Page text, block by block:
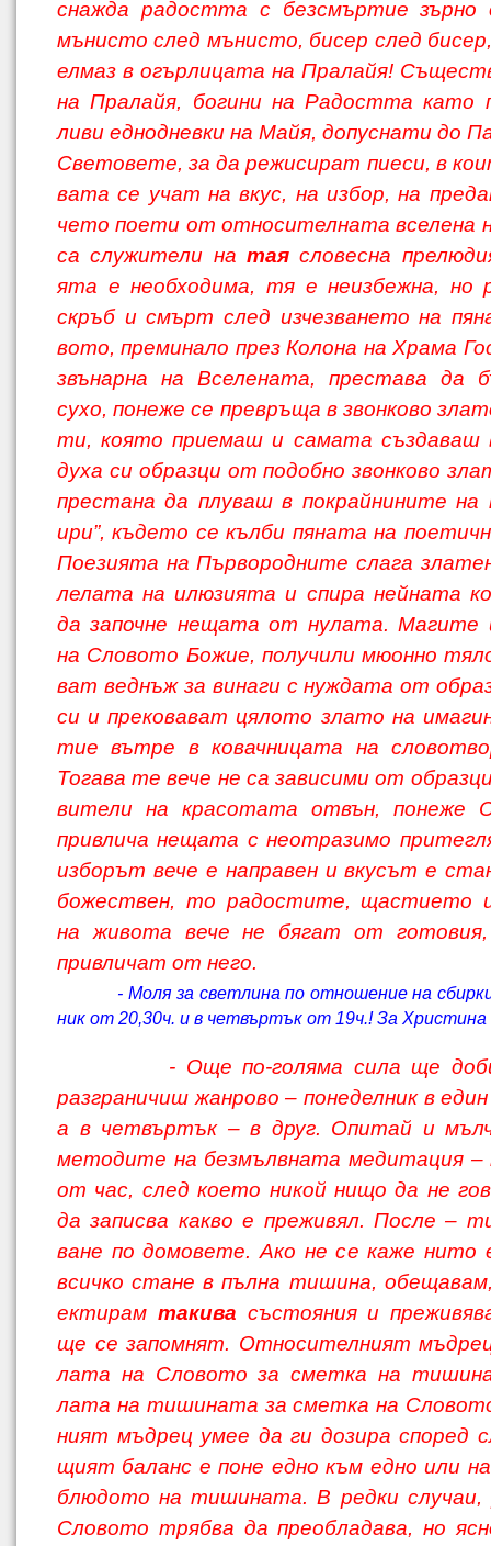
снажда радостта с безсмъртие зърно
мънисто след мънисто, бисер след
елмаз в огърлицата на Пралайя!
на Пралайя, богини на Радостта като
ливи еднодневки на Майя, допуснати до
Световете, за да режисират пиеси, в
вата се учат на вкус, на избор, на
чето поети от относителната вселена
са служители на тая словесна
ята е необходима, тя е неизбежна, но
скръб и смърт след изчезването на
вото, преминало през Колона на Храма
звънарна на Вселената, престава да
сухо, понеже се превръща в звонково
ти, която приемаш и самата създаваш
духа си образци от подобно звонково
престана да плуваш в покрайнините на
ири”, където се кълби пяната на
Поезията на Първородните слага
лелата на илюзията и спира нейната
да започне нещата от нулата. Магите
на Словото Божие, получили мюонно
ват веднъж за винаги с нуждата от
си и прековават цялото злато на
тие вътре в ковачницата на
Тогава те вече не са зависими от
вители на красотата отвън, понеже
привлича нещата с неотразимо
изборът вече е направен и вкусът е
божествен, то радостите, щастието
на живота вече не бягат от
привли­чат от него.
- Моля за светлина по отношение на
ник от 20,30ч. и в четвъртък от 19ч.! За Христина
- Още по-голяма сила ще
разграни­чиш жанрово – понеделник в
а в четвъртък – в друг. Опитай и
методите на безмълвната медитация –
от час, след което никой нищо да не
да записва какво е преживял. После –
ване по домовете. Ако не се каже нито
всичко стане в пълна тишина,
ектирам такива състояния и
ще се запомнят. Относителният
лата на Словото за сметка на
лата на тишината за сметка на
ният мъдрец умее да ги дозира според
щият баланс е поне едно към едно или
блюдото на тишината. В редки случаи,
Словото трябва да преобладава, но